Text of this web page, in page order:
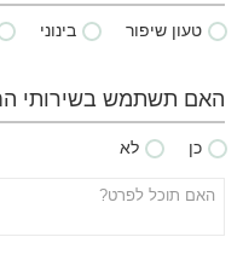
טעון שיפור בינוני
האם תשתמש בשירותי
כן לא